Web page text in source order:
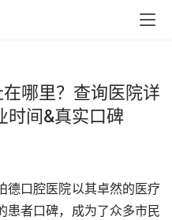
哪里？查询医院详
时间&真实口碑
德口腔医院以其卓然的医疗
患者口碑，成为了众多市民